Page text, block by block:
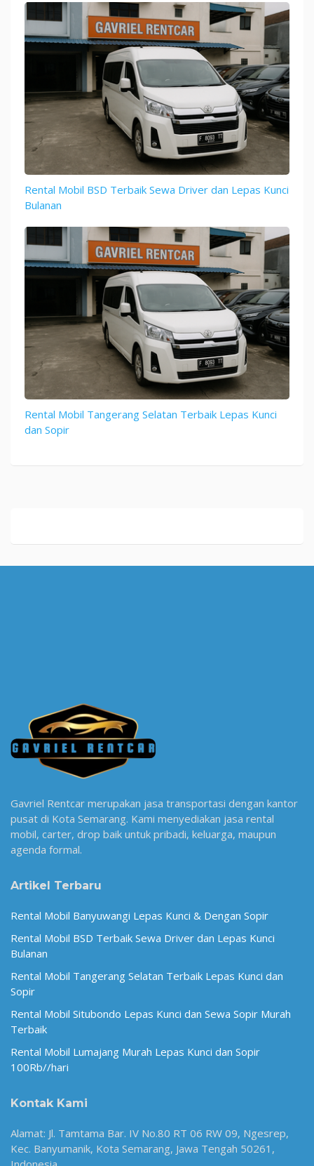
Rental Mobil BSD Terbaik Sewa Driver dan Lepas Kunci
Bulanan
Rental Mobil Tangerang Selatan Terbaik Lepas Kunci
dan Sopir
Gavriel Rentcar merupakan jasa transportasi dengan kantor
pusat di Kota Semarang. Kami menyediakan jasa rental
mobil, carter, drop baik untuk pribadi, keluarga, maupun
agenda formal.
Artikel Terbaru
Rental Mobil Banyuwangi Lepas Kunci & Dengan Sopir
Rental Mobil BSD Terbaik Sewa Driver dan Lepas Kunci
Bulanan
Rental Mobil Tangerang Selatan Terbaik Lepas Kunci dan
Sopir
Rental Mobil Situbondo Lepas Kunci dan Sewa Sopir Murah
Terbaik
Rental Mobil Lumajang Murah Lepas Kunci dan Sopir
100Rb//hari
Kontak Kami
Alamat: Jl. Tamtama Bar. IV No.80 RT 06 RW 09, Ngesrep,
Kec. Banyumanik, Kota Semarang, Jawa Tengah 50261,